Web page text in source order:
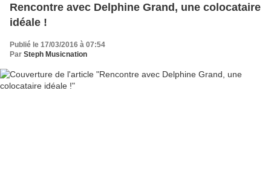
Rencontre avec Delphine Grand, une colocataire
idéale !
Publié le 17/03/2016 à 07:54
Par Steph Musicnation